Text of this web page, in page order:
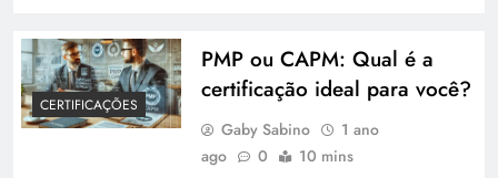
CERTIFICAÇÕES
PMP ou CAPM: Qual é a
certificação ideal para você?
Gaby Sabino
1 ano
ago
0 10 mins